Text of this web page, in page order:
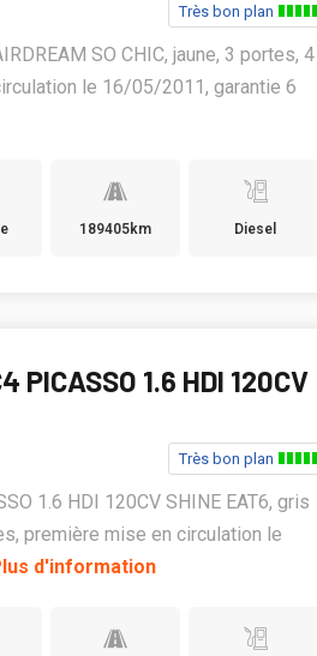
Très bon plan
SO CHIC, jaune, 3 portes, 4
le 16/05/2011, garantie 6
189405km Diesel
PICASSO 1.6 HDI 120CV
Très bon plan
1.6 HDI 120CV SHINE EAT6, gris
première mise en circulation le
d'information